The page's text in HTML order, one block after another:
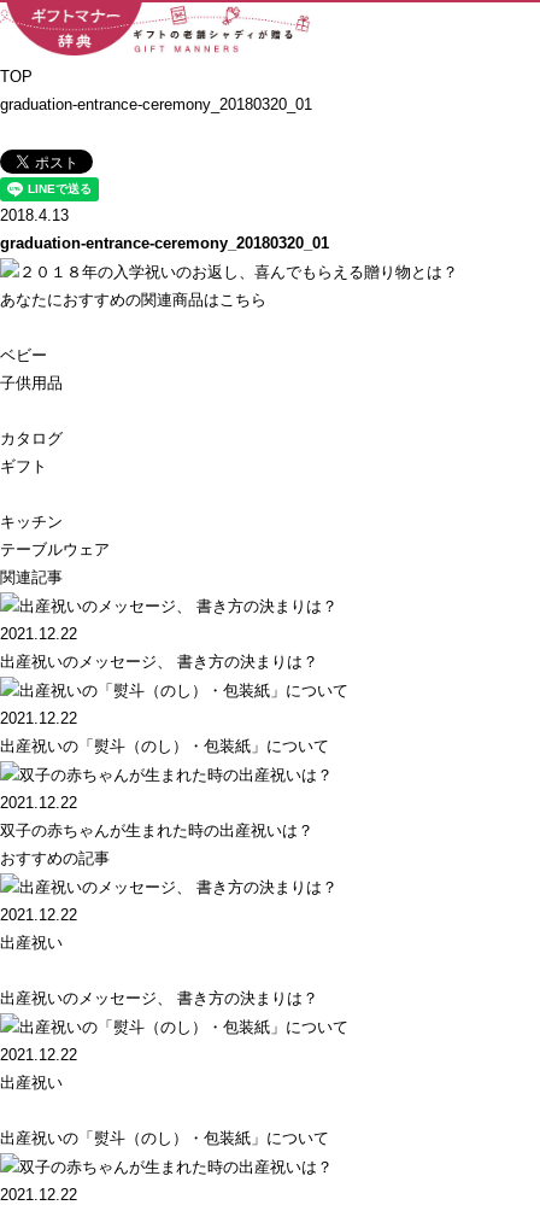
TOP
graduation-entrance-ceremony_20180320_01
2018.4.13
graduation-entrance-ceremony_20180320_01
あなたにおすすめの関連商品はこちら
ベビー
子供用品
カタログ
ギフト
キッチン
テーブルウェア
関連記事
2021.12.22
出産祝いのメッセージ、 書き方の決まりは？
2021.12.22
出産祝いの「熨斗（のし）・包装紙」について
2021.12.22
双子の赤ちゃんが生まれた時の出産祝いは？
おすすめの記事
2021.12.22
出産祝い
出産祝いのメッセージ、 書き方の決まりは？
2021.12.22
出産祝い
出産祝いの「熨斗（のし）・包装紙」について
2021.12.22